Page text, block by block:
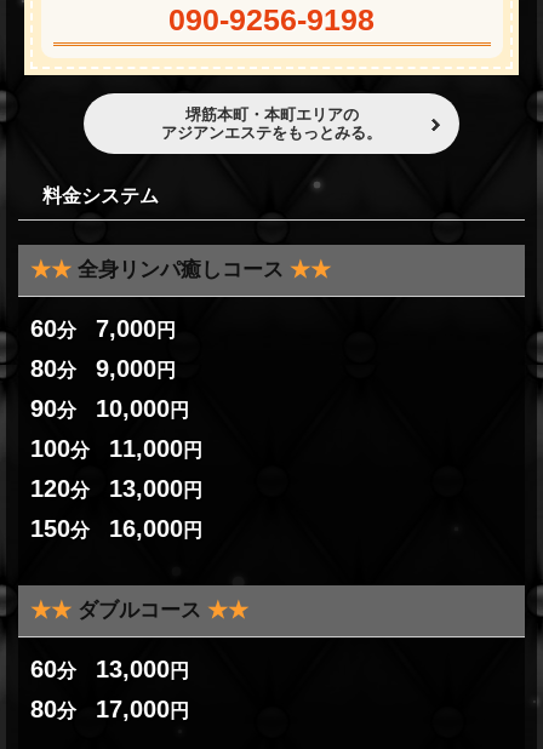
090-9256-9198
堺筋本町・本町エリアの
アジアンエステをもっとみる。
料金システム
★★ 全身リンパ癒しコース ★★
60分 7,000円
80分 9,000円
90分 10,000円
100分 11,000円
120分 13,000円
150分 16,000円
★★ ダブルコース ★★
60分 13,000円
80分 17,000円